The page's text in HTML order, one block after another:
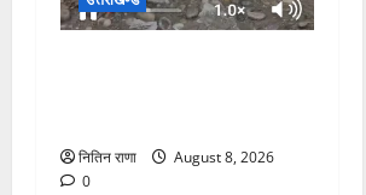
नितिन राणा
August 8, 2026
0